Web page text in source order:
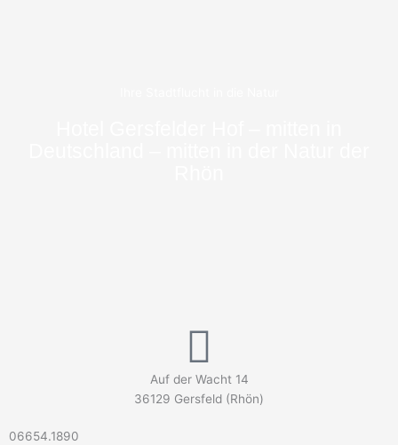
Auf der Wacht 14
36129 Gersfeld (Rhön)
06654.1890